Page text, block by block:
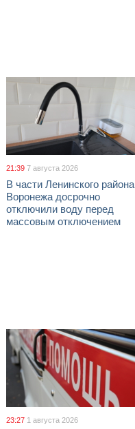
21:39 7 августа 2026
В части Ленинского района
Воронежа досрочно
отключили воду перед
массовым отключением
23:27 1 августа 2026